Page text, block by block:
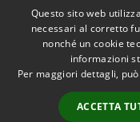
Accessibilità
Questo sito web
necessari al corretto
nonché un cookie
informazioni
Per maggiori dettagli,
ACCETTA